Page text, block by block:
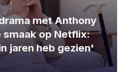
met Anthony
smaak op Netflix:
jaren heb gezien'